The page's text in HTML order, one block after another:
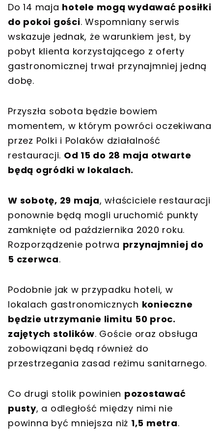
Do 14 maja hotele mogą wydawać posiłki
do pokoi gości. Wspomniany serwis
wskazuje jednak, że warunkiem jest, by
pobyt klienta korzystającego z oferty
gastronomicznej trwał przynajmniej jedną
dobę.
Przyszła sobota będzie bowiem
momentem, w którym powróci oczekiwana
przez Polki i Polaków działalność
restauracji. Od 15 do 28 maja otwarte
będą ogródki w lokalach.
W sobotę, 29 maja, właściciele restauracji
ponownie będą mogli uruchomić punkty
zamknięte od października 2020 roku.
Rozporządzenie potrwa przynajmniej do
5 czerwca.
Podobnie jak w przypadku hoteli, w
lokalach gastronomicznych konieczne
będzie utrzymanie limitu 50 proc.
zajętych stolików. Goście oraz obsługa
zobowiązani będą również do
przestrzegania zasad reżimu sanitarnego.
Co drugi stolik powinien pozostawać
pusty, a odległość między nimi nie
powinna być mniejsza niż 1,5 metra.